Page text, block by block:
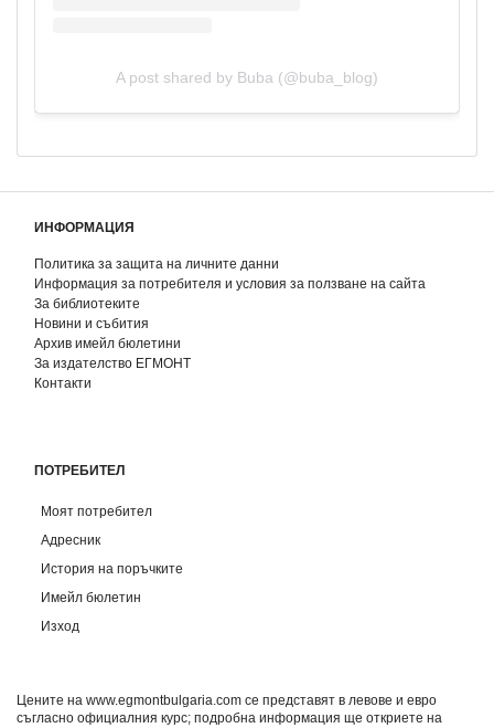
A post shared by Buba (@buba_blog)
ИНФОРМАЦИЯ
Политика за защита на личните данни
Информация за потребителя и условия за ползване на сайта
За библиотеките
Новини и събития
Архив имейл бюлетини
За издателство ЕГМОНТ
Контакти
ПОТРЕБИТЕЛ
Моят потребител
Адресник
История на поръчките
Имейл бюлетин
Изход
Цените на www.egmontbulgaria.com се представят в левове и евро
съгласно официалния курс; подробна информация ще откриете на